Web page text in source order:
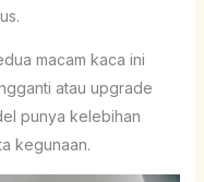
macam kaca ini
atau upgrade
punya kelebihan
kegunaan.